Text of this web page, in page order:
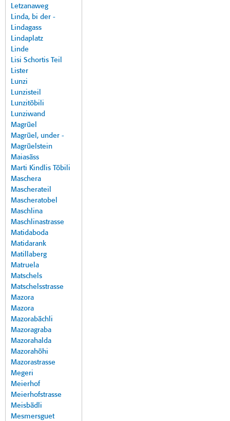
Letzanaweg
Linda, bi der -
Lindagass
Lindaplatz
Linde
Lisi Schortis Teil
Lister
Lunzi
Lunzisteil
Lunzitöbili
Lunziwand
Magrüel
Magrüel, under -
Magrüelstein
Maiasäss
Marti Kindlis Töbili
Maschera
Mascherateil
Mascheratobel
Maschlina
Maschlinastrasse
Matidaboda
Matidarank
Matillaberg
Matruela
Matschels
Matschelsstrasse
Mazora
Mazora
Mazorabächli
Mazoragraba
Mazorahalda
Mazorahöhi
Mazorastrasse
Megeri
Meierhof
Meierhofstrasse
Meisbädli
Mesmersguet